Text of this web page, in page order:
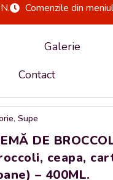
Comenzile din
Galerie
Contact
,Supe
DE
ceapa,
– 400ML.